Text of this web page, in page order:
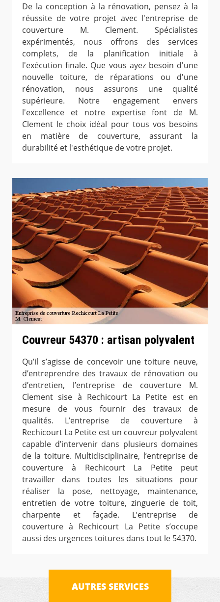
De la conception à la rénovation, pensez à la
réussite de votre projet avec l'entreprise de
couverture M. Clement. Spécialistes
expérimentés, nous offrons des services
complets, de la planification initiale à
l'exécution finale. Que vous ayez besoin d'une
nouvelle toiture, de réparations ou d'une
rénovation, nous assurons une qualité
supérieure. Notre engagement envers
l'excellence et notre expertise font de M.
Clement le choix idéal pour tous vos besoins
en matière de couverture, assurant la
durabilité et l'esthétique de votre projet.
Couvreur 54370 : artisan polyvalent
Qu’il s’agisse de concevoir une toiture neuve,
d’entreprendre des travaux de rénovation ou
d’entretien, l’entreprise de couverture M.
Clement sise à Rechicourt La Petite est en
mesure de vous fournir des travaux de
qualités. L’entreprise de couverture à
Rechicourt La Petite est un couvreur polyvalent
capable d’intervenir dans plusieurs domaines
de la toiture. Multidisciplinaire, l’entreprise de
couverture à Rechicourt La Petite peut
travailler dans toutes les situations pour
réaliser la pose, nettoyage, maintenance,
entretien de votre toiture, zinguerie de toit,
charpente et façade. L’entreprise de
couverture à Rechicourt La Petite s’occupe
aussi des urgences toitures dans tout le 54370.
AUTRES SERVICES